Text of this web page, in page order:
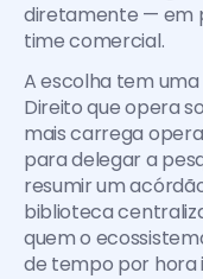
diretamente — em
time comercial.
A escolha tem
Direito que opera
mais carrega
para delegar a
resumir um
biblioteca
quem o
de tempo por hora